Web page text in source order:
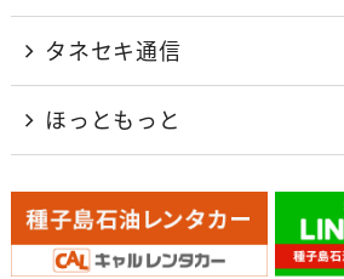
タネセキ通信
ほっともっと